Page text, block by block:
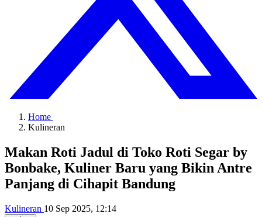
Home
Kulineran
Makan Roti Jadul di Toko Roti Segar by
Bonbake, Kuliner Baru yang Bikin Antre
Panjang di Cihapit Bandung
Kulineran 10 Sep 2025, 12:14